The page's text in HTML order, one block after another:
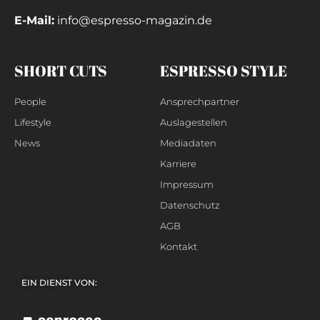
E-Mail: info@espresso-magazin.de
SHORT CUTS
People
Lifestyle
News
ESPRESSO STYLE
Ansprechpartner
Auslagestellen
Mediadaten
Karriere
Impressum
Datenschutz
AGB
Kontakt
EIN DIENST VON: